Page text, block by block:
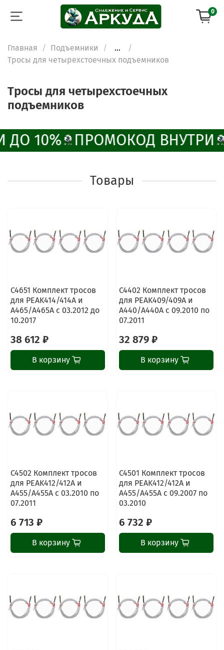
0
Главная Подъемники
...
Тросы для четырехстоечных подъемников
Тросы для четырехстоечных
подъемников
10% ПРОМОКОД ВНУТРИ
Товары
C4651 Комплект тросов
для PEAK414/414A и
A465/A465A с 03.2012 до
10.2017
38 612 ₽
В корзину
C4402 Комплект тросов
для PEAK409/409A и
A440/A440A с 09.2010 по
07.2011
32 879 ₽
В корзину
C4502 Комплект тросов
для PEAK412/412A и
A455/A455A с 03.2010 по
07.2011
6 713 ₽
В корзину
C4501 Комплект тросов
для PEAK412/412A и
A455/A455A с 09.2007 по
03.2010
6 732 ₽
В корзину